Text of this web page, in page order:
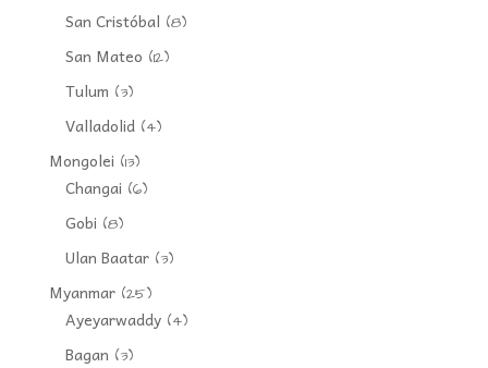
San Cristóbal (8)
San Mateo (12)
Tulum (3)
Valladolid(4)
Mongolei (13)
Changai (6)
Gobi (8)
Ulan Baatar(3)
Myanmar(25)
Ayeyarwaddy(4)
Bagan (3)